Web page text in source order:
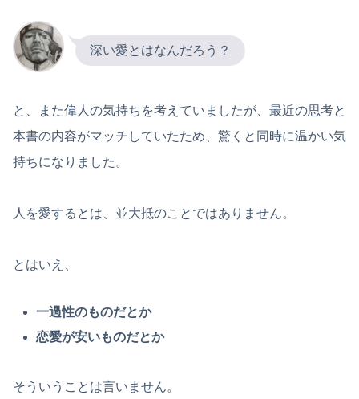
深い愛とはなんだろう？
と、また偉人の気持ちを考えていましたが、最近の思考と
本書の内容がマッチしていたため、驚くと同時に温かい気
持ちになりました。
人を愛するとは、並大抵のことではありません。
とはいえ、
一過性のものだとか
恋愛が安いものだとか
そういうことは言いません。